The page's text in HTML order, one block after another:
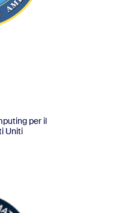
per il
Uniti